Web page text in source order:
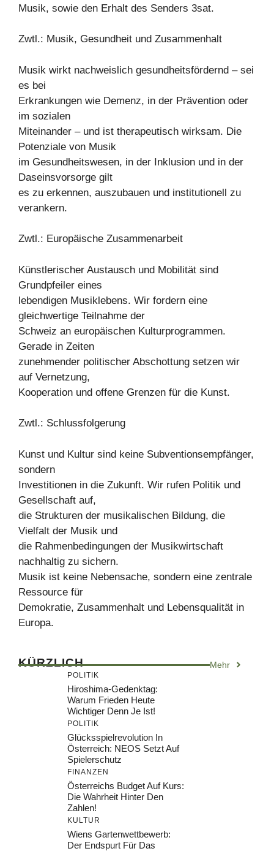
Musik, sowie den Erhalt des Senders 3sat.
Zwtl.: Musik, Gesundheit und Zusammenhalt
Musik wirkt nachweislich gesundheitsfördernd – sei
es bei
Erkrankungen wie Demenz, in der Prävention oder
im sozialen
Miteinander – und ist therapeutisch wirksam. Die
Potenziale von Musik
im Gesundheitswesen, in der Inklusion und in der
Daseinsvorsorge gilt
es zu erkennen, auszubauen und institutionell zu
verankern.
Zwtl.: Europäische Zusammenarbeit
Künstlerischer Austausch und Mobilität sind
Grundpfeiler eines
lebendigen Musiklebens. Wir fordern eine
gleichwertige Teilnahme der
Schweiz an europäischen Kulturprogrammen.
Gerade in Zeiten
zunehmender politischer Abschottung setzen wir
auf Vernetzung,
Kooperation und offene Grenzen für die Kunst.
Zwtl.: Schlussfolgerung
Kunst und Kultur sind keine Subventionsempfänger,
sondern
Investitionen in die Zukunft. Wir rufen Politik und
Gesellschaft auf,
die Strukturen der musikalischen Bildung, die
Vielfalt der Musik und
die Rahmenbedingungen der Musikwirtschaft
nachhaltig zu sichern.
Musik ist keine Nebensache, sondern eine zentrale
Ressource für
Demokratie, Zusammenhalt und Lebensqualität in
Europa.
KÜRZLICH Mehr
POLITIK
Hiroshima-Gedenktag:
Warum Frieden Heute
Wichtiger Denn Je Ist!
POLITIK
Glücksspielrevolution In
Österreich: NEOS Setzt Auf
Spielerschutz
FINANZEN
Österreichs Budget Auf Kurs:
Die Wahrheit Hinter Den
Zahlen!
KULTUR
Wiens Gartenwettbewerb:
Der Endspurt Für Das